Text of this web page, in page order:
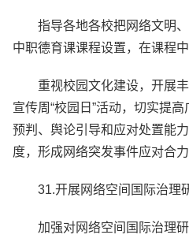
指导各地各校把网络文明
中职德育课课程设置，在课程
重视校园文化建设，开展
宣传周“校园日”活动，切实提
预判、舆论引导和应对处置能
度，形成网络突发事件应对合力
31.开展网络空间国际治理
加强对网络空间国际治理